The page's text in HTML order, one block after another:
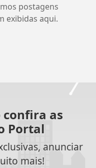
postagens
exibidas aqui.
confira as
Portal
anunciar
mais!